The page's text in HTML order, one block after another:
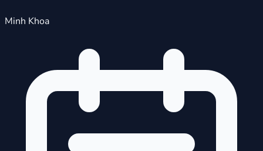
Minh Khoa